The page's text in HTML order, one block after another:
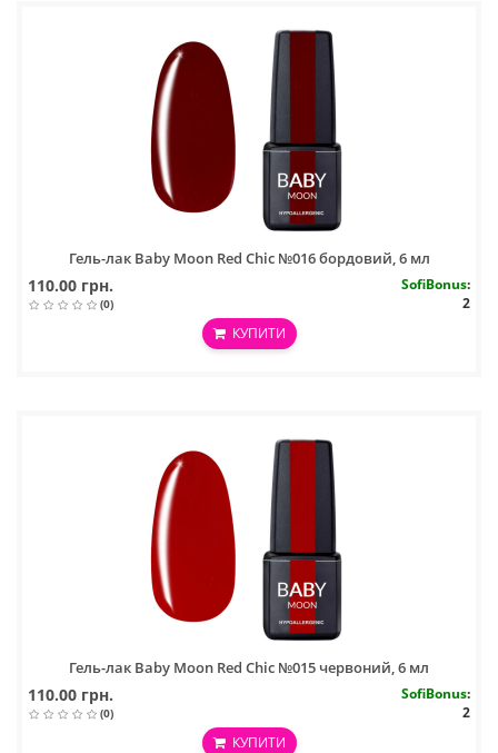
Гель-лак Baby Moon Red Chic №016 бордовий, 6 мл
110.00 грн.
(0)
SofiBonus:
2
КУПИТИ
Гель-лак Baby Moon Red Chic №015 червоний, 6 мл
110.00 грн.
(0)
SofiBonus:
2
КУПИТИ